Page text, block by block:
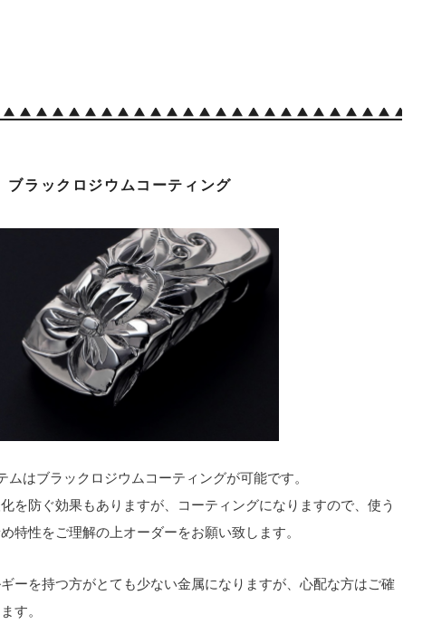
ブラックロジウムコーティング
ムはブラックロジウムコーティングが可能です。
を防ぐ効果もありますが、コーティングになりますので、使う
特性をご理解の上オーダーをお願い致します。
ーを持つ方がとても少ない金属になりますが、心配な方はご確
す。